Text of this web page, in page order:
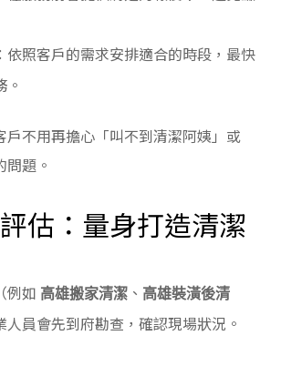
：依照客戶的需求安排適合的時段，最快
戶不用再擔心「叫不到清潔阿姨」或
問題。
估：量身打造清潔
例如 高雄搬家清潔 、 高雄裝潢後清
人員會先到府勘查，確認現場狀況。